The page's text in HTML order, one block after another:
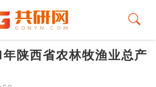
陕西省农林牧渔业总产